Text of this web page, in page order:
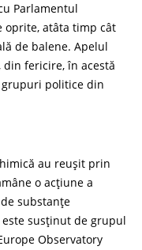
Parlamentul
oprite, atâta timp cât
de balene. Apelul
fericire, în acestă
politice din
au reușit prin
o acțiune a
substanțe
susținut de grupul
Observatory